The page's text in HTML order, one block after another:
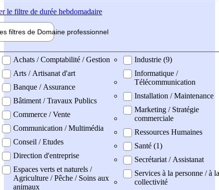
le filtre de durée hebdomadaire
filtres de Domaine professionnel
professionel
Achats / Comptabilité / Gestion
Arts / Artisanat d'art
Banque / Assurance
Bâtiment / Travaux Publics
Commerce / Vente
Communication / Multimédia
Conseil / Etudes
Direction d'entreprise
Espaces verts et naturels /
Agriculture / Pêche / Soins aux
animaux
Industrie (9)
Informatique /
Télécommunication
Installation / Maintenance
Marketing / Stratégie
commerciale
Ressources Humaines
Santé (1)
Secrétariat / Assistanat
Services à la personne / à la
collectivité